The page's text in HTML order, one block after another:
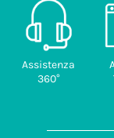
Assistenza
360°